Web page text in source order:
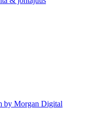
by Morgan Digital